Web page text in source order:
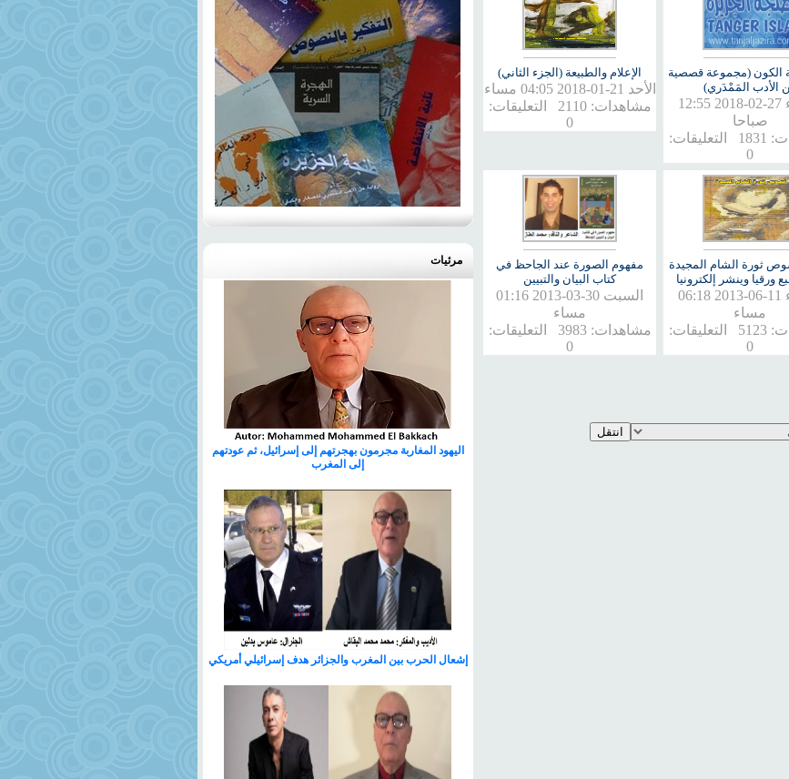
الكون (مجموعة قصصية
الأدب المَمْدَري)
الثلاثاء 27-02-2018 12:55
صباحا
مشاهدات: 1831 التعليقات:
0
الإعلام والطبيعة (الجزء الثاني)
الأحد 21-01-2018 04:05 مساء
مشاهدات: 2110 التعليقات:
0
ثورة الشام المجيدة
ورقيا وينشر إلكترونيا
الثلاثاء 11-06-2013 06:18
مساء
مشاهدات: 5123 التعليقات:
0
مفهوم الصورة عند الجاحظ في
كتاب البيان والتبيين
السبت 30-03-2013 01:16
مساء
مشاهدات: 3983 التعليقات:
0
مرئيات
اليهود المغاربة مجرمون بهجرتهم إلى إسرائيل، ثم عودتهم
إلى المغرب
إشعال الحرب بين المغرب والجزائر هدف إسرائيلي أمريكي